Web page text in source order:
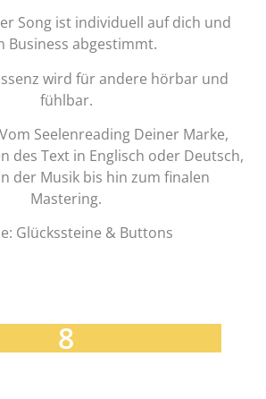
Song ist individuell auf dich und
Business abgestimmt.
wird für andere hörbar und
fühlbar.
Seelenreading Deiner Marke,
des Text in Englisch oder Deutsch,
der Musik bis hin zum finalen
Mastering.
Glückssteine & Buttons
8